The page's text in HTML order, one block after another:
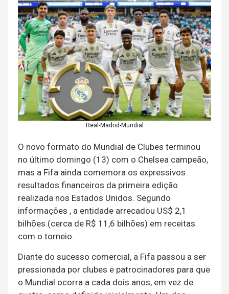
Real-Madrid-Mundial
O novo formato do Mundial de Clubes terminou
no último domingo (13) com o Chelsea campeão,
mas a Fifa ainda comemora os expressivos
resultados financeiros da primeira edição
realizada nos Estados Unidos. Segundo
informações , a entidade arrecadou US$ 2,1
bilhões (cerca de R$ 11,6 bilhões) em receitas
com o torneio.
Diante do sucesso comercial, a Fifa passou a ser
pressionada por clubes e patrocinadores para que
o Mundial ocorra a cada dois anos, em vez de